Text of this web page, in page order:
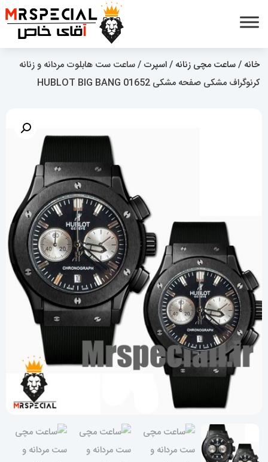
خانه /ساعت مچی زنانه /اسپرت / ساعت ست هابلوت مردانه و زنانه
کرنوگراف مشکی صفحه مشکی 01652 HUBLOT BIG BANG